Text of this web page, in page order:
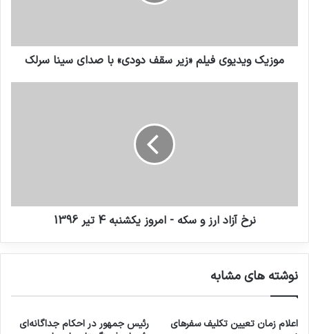
موزیک ویدیوی فیلم «زیر سقف دودی» با صدای سینا سرلک
نرخ آزاد ارز و سکه - امروز یکشنبه 4 تیر 1396
نوشته های مشابه
اعلام زمان تعیین تکلیف سفرهای
رئیس جمهور در احکام جداگانه‌ای